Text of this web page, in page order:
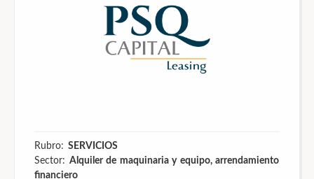
Rubro: SERVICIOS
Sector: Alquiler de maquinaria y equipo, arrendamiento
financiero